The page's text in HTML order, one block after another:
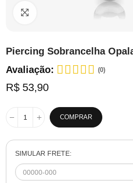
Clique para ampliar
Piercing Sobrancelha
Avaliação:
(0)
R$ 53,90
COMPRAR
SIMULAR FRETE: